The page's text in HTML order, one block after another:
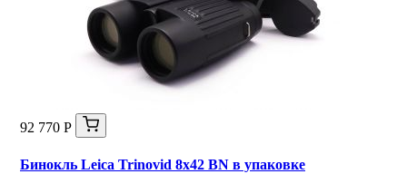
92 770 Р
Бинокль Leica Trinovid 8x42 BN в упаковке